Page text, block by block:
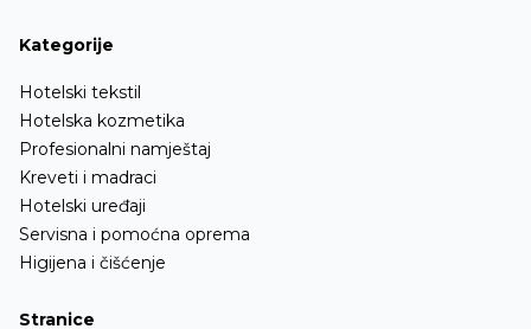
Kategorije
Hotelski tekstil
Hotelska kozmetika
Profesionalni namještaj
Kreveti i madraci
Hotelski uređaji
Servisna i pomoćna oprema
Higijena i čišćenje
Stranice